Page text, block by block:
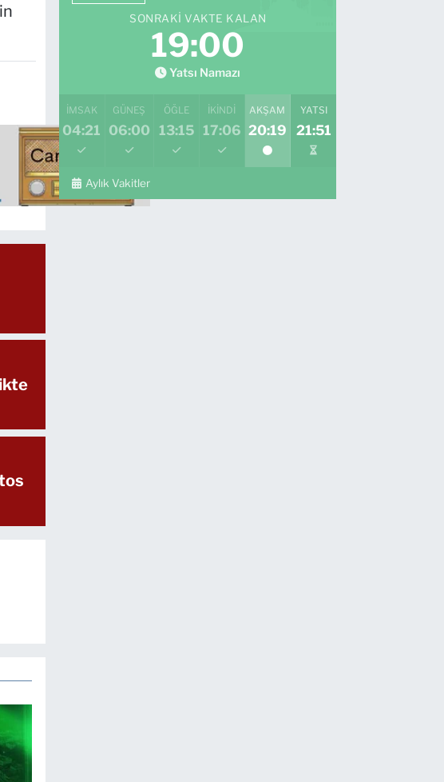
SONRAKI VAKTE KALAN
18:58
Yatsı Namazı
İMSAK
04:21
GÜNEŞ
06:00
ÖĞLE
13:15
İKINDI
17:06
AKŞAM
20:19
YATSI
21:51
Aylık Vakitler